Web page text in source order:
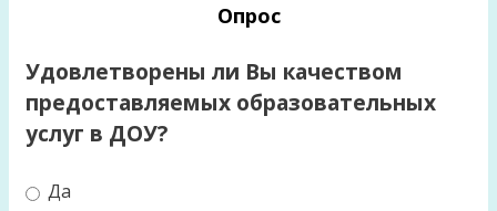
Опрос
Удовлетворены ли Вы качеством
предоставляемых образовательных
услуг в ДОУ?
Да